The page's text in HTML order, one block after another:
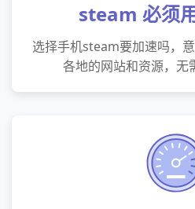
steam 必须
选择手机steam要加速吗，
各地的网站和资源，无